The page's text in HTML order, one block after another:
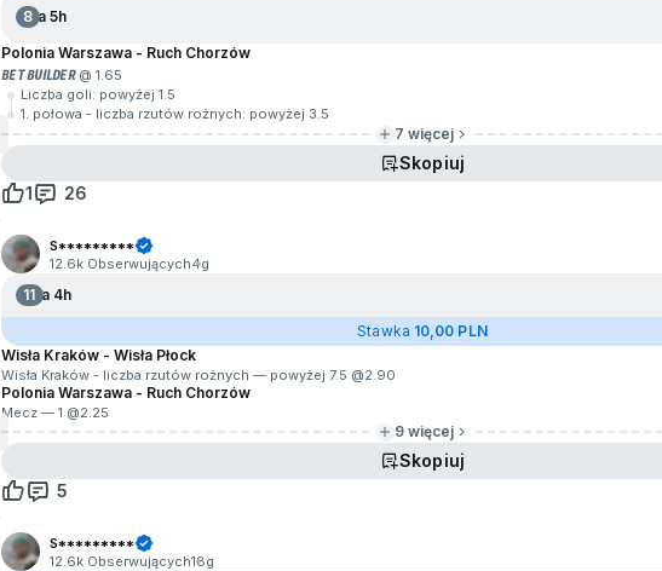
8Za 5h
Polonia Warszawa - Ruch Chorzów
BET BUILDER@ 1.65
Liczba goli: powyżej 1.5
1. połowa - liczba rzutów rożnych: powyżej 3.5
7 więcej
Skopiuj
1
26
S*********
12.6k Obserwujących4g
11Za 4h
Stawka 10,00 PLN
Wisła Kraków - Wisła Płock
Wisła Kraków - liczba rzutów rożnych — powyżej 7.5 @2.90
Polonia Warszawa - Ruch Chorzów
Mecz — 1 @2.25
9 więcej
Skopiuj
5
S*********
12.6k Obserwujących18g